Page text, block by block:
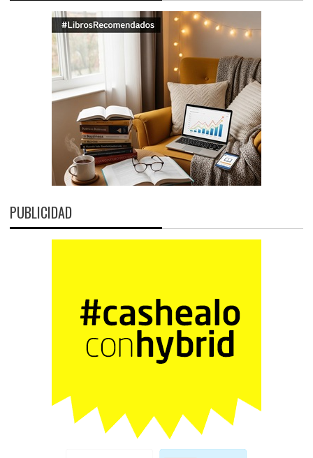
PUBLICIDAD